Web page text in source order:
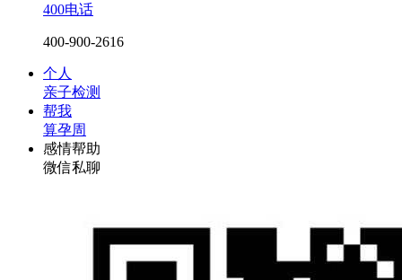
400电话
400-900-2616
个人
亲子检测
帮我
算孕周
感情帮助
微信私聊